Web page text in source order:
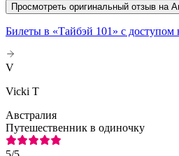
Просмотреть оригинальный отзыв на
Билеты в «Тайбэй 101» с доступом
V
Vicki T
Австралия
Путешественник в одиночку